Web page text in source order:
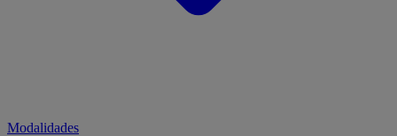
Modalidades